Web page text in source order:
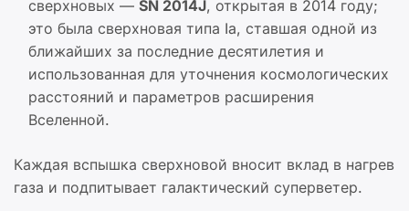
сверхновых — SN 2014J, открытая в 2014 году;
это была сверхновая типа Ia, ставшая одной из
ближайших за последние десятилетия и
использованная для уточнения космологических
расстояний и параметров расширения
Вселенной.
Каждая вспышка сверхновой вносит вклад в нагрев
газа и подпитывает галактический суперветер.